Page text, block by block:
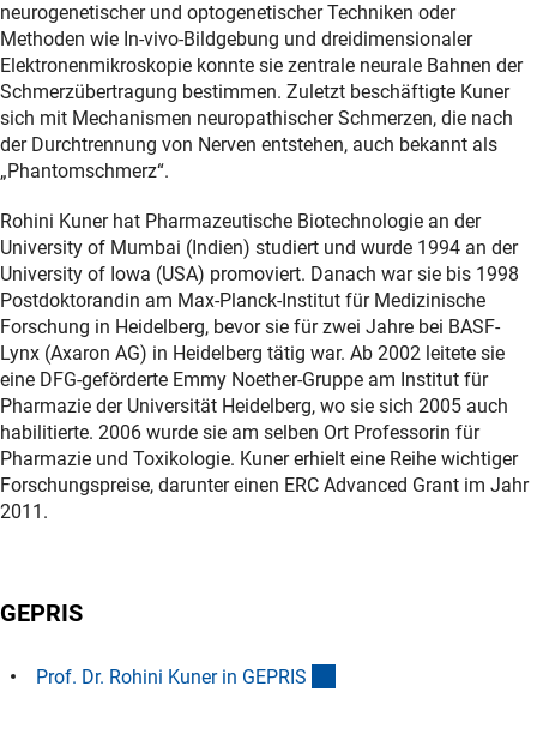
neurogenetischer und optogenetischer Techniken oder
Methoden wie In-vivo-Bildgebung und dreidimensionaler
Elektronenmikroskopie konnte sie zentrale neurale Bahnen der
Schmerzübertragung bestimmen. Zuletzt beschäftigte Kuner
sich mit Mechanismen neuropathischer Schmerzen, die nach
der Durchtrennung von Nerven entstehen, auch bekannt als
„Phantomschmerz“.
Rohini Kuner hat Pharmazeutische Biotechnologie an der
University of Mumbai (Indien) studiert und wurde 1994 an der
University of Iowa (USA) promoviert. Danach war sie bis 1998
Postdoktorandin am Max-Planck-Institut für Medizinische
Forschung in Heidelberg, bevor sie für zwei Jahre bei BASF-
Lynx (Axaron AG) in Heidelberg tätig war. Ab 2002 leitete sie
eine DFG-geförderte Emmy Noether-Gruppe am Institut für
Pharmazie der Universität Heidelberg, wo sie sich 2005 auch
habilitierte. 2006 wurde sie am selben Ort Professorin für
Pharmazie und Toxikologie. Kuner erhielt eine Reihe wichtiger
Forschungspreise, darunter einen ERC Advanced Grant im Jahr
2011.
GEPRIS
Prof. Dr. Rohini Kuner in GEPRI S